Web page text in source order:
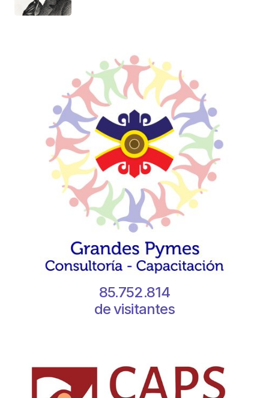
85.752.814
de visitantes